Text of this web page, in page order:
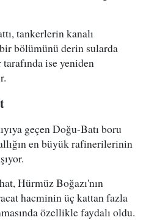
tankerlerin kanalı
bölümünü derin sularda
ise yeniden
geçen Doğu-Batı boru
en büyük rafinerilerinin
Hürmüz Boğazı'nın
hacminin üç kattan fazla
özellikle faydalı oldu.